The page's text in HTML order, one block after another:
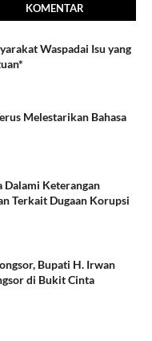
KOMENTAR
Waspadai Isu yang
Melestarikan Bahasa
Keterangan
Terkait Dugaan Korupsi
Bupati H. Irwan
di Bukit Cinta